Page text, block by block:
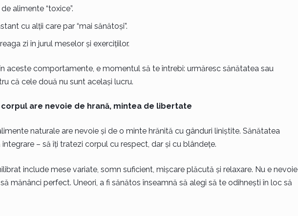
alimente “toxice”.
cu alții care par “mai sănătoși”.
zi în jurul meselor și exercițiilor.
aceste comportamente, e momentul să te întrebi: urmăresc sănătatea sau
că cele două nu sunt același lucru.
are nevoie de hrană, mintea de libertate
naturale are nevoie și de o minte hrănită cu gânduri liniștite. Sănătatea
– să îți tratezi corpul cu respect, dar și cu blândețe.
include mese variate, somn suficient, mișcare plăcută și relaxare. Nu e nevoie
mănânci perfect. Uneori, a fi sănătos înseamnă să alegi să te odihnești în loc să